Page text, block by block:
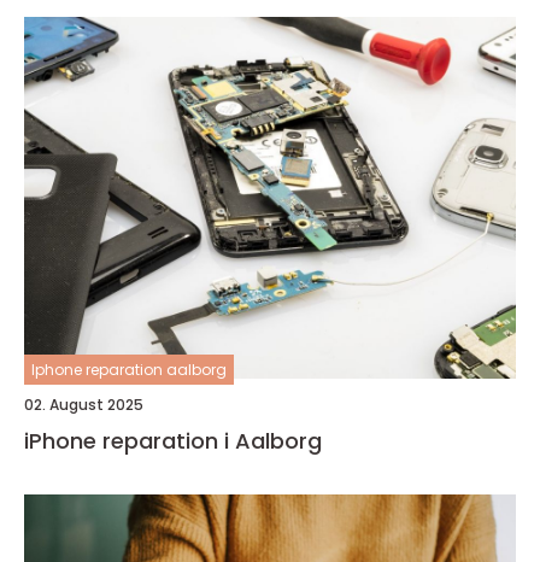
Iphone reparation aalborg
02. August 2025
iPhone reparation i Aalborg